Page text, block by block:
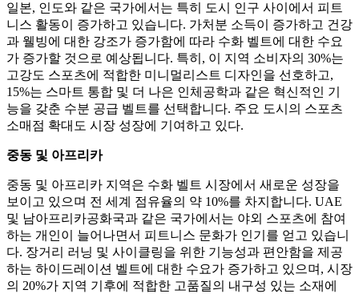
일본, 인도와 같은 국가에서는 특히 도시 인구 사이에서 피트
니스 활동이 증가하고 있습니다. 가처분 소득이 증가하고 건강
과 웰빙에 대한 강조가 증가함에 따라 수화 벨트에 대한 수요
가 증가할 것으로 예상됩니다. 특히, 이 지역 소비자의 30%는
고강도 스포츠에 적합한 미니멀리스트 디자인을 선호하고,
15%는 스마트 통합 및 더 나은 인체공학과 같은 혁신적인 기
능을 갖춘 수분 공급 벨트를 선택합니다. 주요 도시의 스포츠
소매점 확대도 시장 성장에 기여하고 있다.
중동 및 아프리카
중동 및 아프리카 지역은 수화 벨트 시장에서 새로운 성장을
보이고 있으며 전 세계 점유율의 약 10%를 차지합니다. UAE
및 남아프리카공화국과 같은 국가에서는 야외 스포츠에 참여
하는 개인이 늘어나면서 피트니스 문화가 인기를 얻고 있습니
다. 장거리 러닝 및 사이클링을 위한 기능성과 편안함을 제공
하는 하이드레이션 벨트에 대한 수요가 증가하고 있으며, 시장
의 20%가 지역 기후에 적합한 고품질의 내구성 있는 소재에